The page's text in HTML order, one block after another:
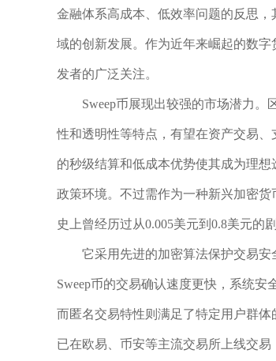
金融体系高成本、低效率问题的反思
域的创新发展。作为近年来崛起的数
发者的广泛关注。
Sweep币展现出较强的市场潜力
性和透明性等特点，有望在资产交易
的秒级结算和低成本优势使其成为理
政策环境。不过需作为一种新兴加密
史上曾经历过从0.005美元到0.8美元的
它采用先进的加密算法保护交易
Sweep币的交易确认速度更快，系统
而匿名交易特性则满足了特定用户群
已在欧易、币安等主流交易所上线交易